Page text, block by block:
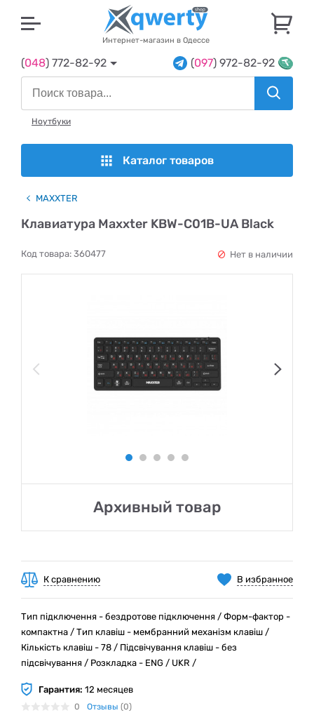
Интернет-магазин в Одессе
(048) 772-82-92 (097) 972-82-92
Ноутбуки
Каталог товаров
MAXXTER
Клавиатура Maxxter KBW-C01B-UA Black
Код товара: 360477 Нет в наличии
Архивный товар
В избранное
К сравнению
Тип підключення - бездротове підключення / Форм-фактор -
компактна / Тип клавіш - мембранний механізм клавіш /
Кількість клавіш - 78 / Підсвічування клавіш - без
підсвічування / Розкладка - ENG / UKR /
Гарантия: 12 месяцев
0 Отзывы (0)